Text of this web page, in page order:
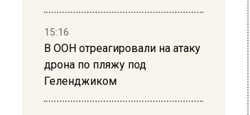
15:16
В ООН отреагировали на атаку
дрона по пляжу под
Геленджиком